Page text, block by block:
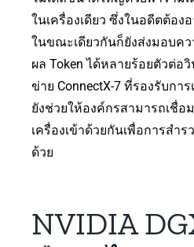
ในเครื่องเดียว ซึ่งในอดีตต้อ
ในขณะเดียวกันก็ยังส่งมอบคว
ผล Token ได้หลายร้อยตัวต่อ
ข่าย ConnectX-7 ที่รองรับกา
ยังช่วยให้องค์กรสามารถเชื่อ
เครื่องเข้าด้วยกันเพื่อการสำ
ด้วย
NVIDIA